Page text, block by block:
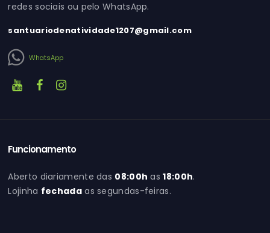
redes sociais ou pelo WhatsApp.
santuariodenatividade1207@gmail.com
WhatsApp
Funcionamento
Aberto diariamente das 08:00h as18:00h.
Lojinha fechadaas segundas-feiras.